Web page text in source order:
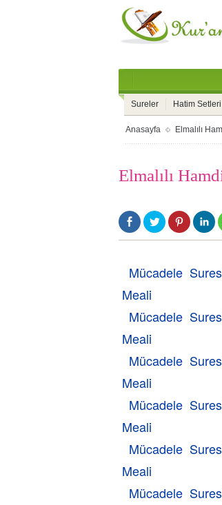
Sureler Hatim Setleri
Anasayfa Elmalılı
Elmalılı
Mücadele
Meali
Mücadele
Meali
Mücadele
Meali
Mücadele
Meali
Mücadele
Meali
Mücadele